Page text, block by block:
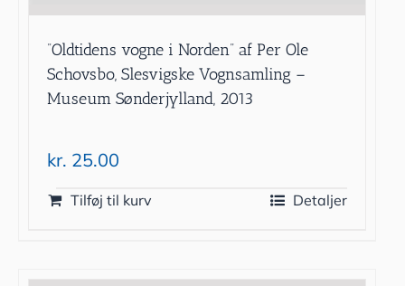
”Oldtidens vogne i Norden” af Per Ole
Schovsbo, Slesvigske Vognsamling –
Museum Sønderjylland, 2013
kr. 25.00
Tilføj til kurv Detaljer